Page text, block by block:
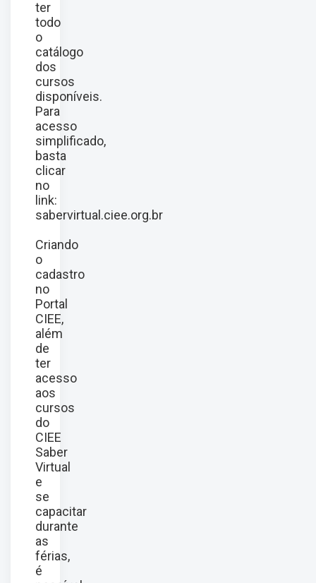
ter
todo
o
catálogo
dos
cursos
disponíveis.
Para
acesso
simplificado,
basta
clicar
no
link:
sabervirtual.ciee.org.br
Criando
o
cadastro
no
Portal
CIEE,
além
de
ter
acesso
aos
cursos
do
CIEE
Saber
Virtual
e
se
capacitar
durante
as
férias,
é